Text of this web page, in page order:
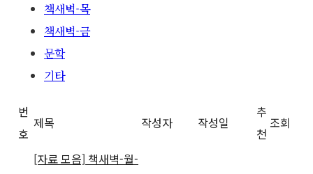
책새벽-목
책새벽-금
문학
기타
번
호
제목 작성자 작성일
추
천
조회
[자료 모음] 책새벽-월-